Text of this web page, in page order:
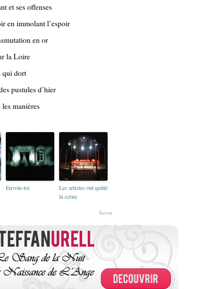
et ses offenses
en immolant l’espoir
en or
la Loire
qui dort
pustules d’hier
manières
Envole-toi
Les artistes ont quitté
la scène
Sovrn